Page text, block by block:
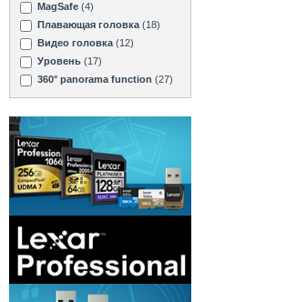
MagSafe (4)
Плавающая головка (18)
Видео головка (12)
Уровень (17)
360° panorama function (27)